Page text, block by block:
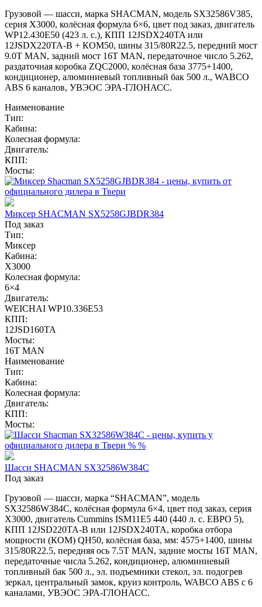
Грузовой — шасси, марка SHACMAN, модель SX32586V385,
серия X3000, колёсная формула 6×6, цвет под заказ, двигатель
WP12.430E50 (423 л. с.), КПП 12JSDX240TA или
12JSDX220TA-B + КОМ50, шины 315/80R22.5, передний мост
9.0T MAN, задний мост 16T MAN, передаточное число 5.262,
раздаточная коробка ZQC2000, колёсная база 3775+1400,
кондиционер, алюминиевый топливный бак 500 л., WABCO
ABS 6 каналов, УВЭОС ЭРА-ГЛОНАСС.
Наименование
Тип:
Кабина:
Колесная формула:
Двигатель:
КПП:
Мосты:
Миксер SHACMAN SX5258GJBDR384
Под заказ
Тип:
Миксер
Кабина:
X3000
Колесная формула:
6×4
Двигатель:
WEICHAI WP10.336E53
КПП:
12JSD160TA
Мосты:
16T MAN
Наименование
Тип:
Кабина:
Колесная формула:
Двигатель:
КПП:
Мосты:
Шасси SHACMAN SX32586W384C
Под заказ
Грузовой — шасси, марка “SHACMAN”, модель
SX32586W384C, колёсная формула 6×4, цвет под заказ, серия
X3000, двигатель Cummins ISM11E5 440 (440 л. с. ЕВРО 5),
КПП 12JSD220TA-B или 12JSDX240TA, коробка отбора
мощности (КОМ) QH50, колёсная база, мм: 4575+1400, шины
315/80R22.5, передняя ось 7.5T MAN, задние мосты 16T MAN,
передаточные числа 5.262, кондиционер, алюминиевый
топливный бак 500 л., эл. подъемники стекол, эл. подогрев
зеркал, центральный замок, круиз контроль, WABCO ABS с 6
каналами, УВЭОС ЭРА-ГЛОНАСС.